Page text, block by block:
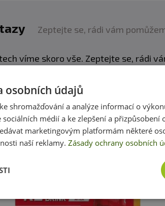
ve složení produktutučnězvýrazněný.
Zeptejte se, rádi vám
víme skoro vše. Zeptejte se, rádi
Přidat dotaz
osobních údajů
shromažďování a analýze informací o
médií a ke zlepšení a přizpůsobení
marketingovým platformám některé
naší reklamy. Zásady ochrany osobních